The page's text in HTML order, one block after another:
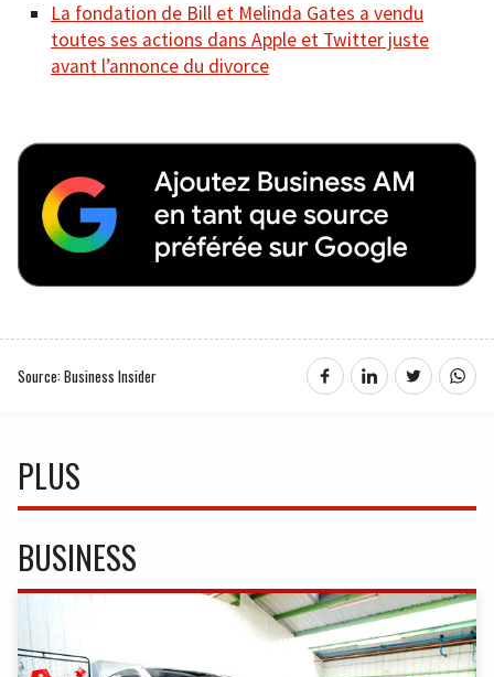
La fondation de Bill et Melinda Gates a vendu
toutes ses actions dans Apple et Twitter juste
avant l’annonce du divorce
Source: Business Insider
PLUS
BUSINESS